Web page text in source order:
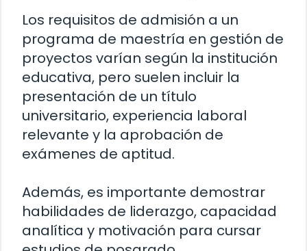
Los requisitos de admisión a un
programa de maestría en gestión de
proyectos varían según la institución
educativa, pero suelen incluir la
presentación de un título
universitario, experiencia laboral
relevante y la aprobación de
exámenes de aptitud.
Además, es importante demostrar
habilidades de liderazgo, capacidad
analítica y motivación para cursar